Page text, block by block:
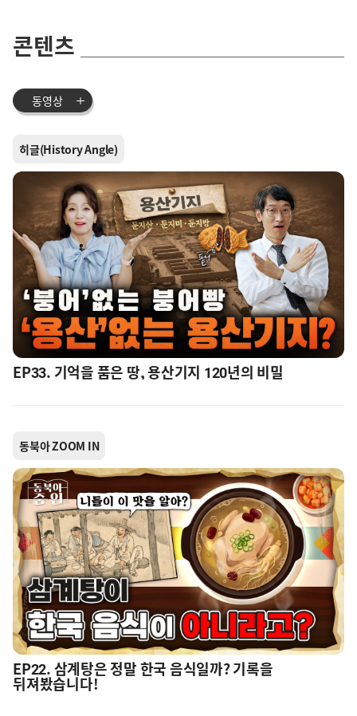
콘텐츠
동영상
히글(History Angle)
EP33. 기억을 품은 땅, 용산기지 120년의 비밀
동북아 ZOOM IN
EP22. 삼계탕은 정말 한국 음식일까? 기록을
뒤져봤습니다!